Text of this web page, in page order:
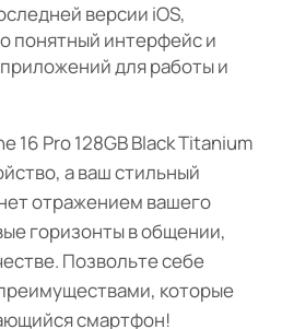
версии iOS,
понятный интерфейс и
для работы и
16 Pro 128GB Black Titanium
а ваш стильный
отражением вашего
горизонты в общении,
Позвольте себе
которые
смартфон!